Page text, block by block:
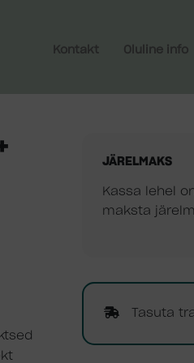
Kontakt Oluline info
JÄRELMAKS
Kassa lehel
maksta
Tasuta